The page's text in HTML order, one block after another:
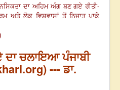
ਦਾ ਅਹਿਮ ਅੰਗ ਬਣ ਗਏ ਰੀਤੀ-
ਅਤੇ ਲੋਕ ਵਿਸ਼ਵਾਸਾਂ ਤੋਂ ਨਿਜਾਤ ਪਾਕੇ
ਚਲਾਇਆ ਪੰਜਾਬੀ
--- ਡਾ.